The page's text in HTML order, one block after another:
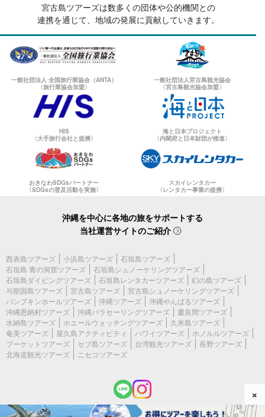
宮古島ツアーズは数多くの団体や公的機関との
連携を通じて、地域の発展に貢献していきます。
一般社団法人 全国旅行業協会（ANTA）
〈旅行業協会加盟〉
一般社団法人宮古島観光協会
〈宮古島観光協会加盟〉
HIS
〈大手旅行会社と提携〉
海と日本プロジェクト
〈内閣府と日本財団が推進〉
おきなわSDGsパートナー
〈SDGsの普及活動を実施〉
スカイレンタカー
〈レンタカー事業の提携〉
沖縄を中心に各地の旅をサポートする
当社運営サイトのご紹介
西表島ツアーズ 小浜島ツアーズ
石垣島ツアーズ
石垣島 青の洞窟ツアーズ
石垣島シュノーケリングツアーズ
石垣島ダイビングツアーズ
石垣島レンタカーツアーズ
幻の島ツアーズ
与那国島ツアーズ
宮古島ツアーズ
宮古島シュノーケリングツアーズ
パンプキンホールツアーズ
沖縄ツアーズ
沖縄やんばるツアーズ
沖縄恩納村ツアーズ
沖縄パラセーリングツアーズ
慶良間ツアーズ
水納島ツアーズ
ホエールウォッチングツアーズ
久米島ツアーズ
奄美ツアーズ
屋久島アクティビティ ハワイツアーズ
ホノルルツアーズ
プーケットツアーズ
セブ島ツアーズ 台湾観光ツアーズ
長野ツアーズ
北海道観光ツアーズ
ニセコツアーズ
×